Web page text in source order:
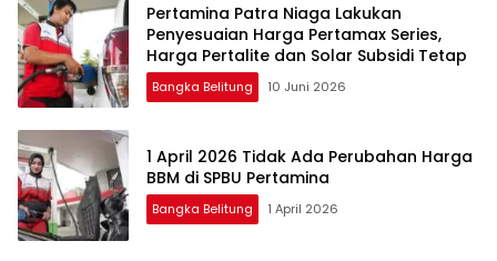
Pertamina Patra Niaga Lakukan
Penyesuaian Harga Pertamax Series,
Harga Pertalite dan Solar Subsidi Tetap
Bangka Belitung 10 Juni 2026
1 April 2026 Tidak Ada Perubahan Harga
BBM di SPBU Pertamina
Bangka Belitung 1 April 2026